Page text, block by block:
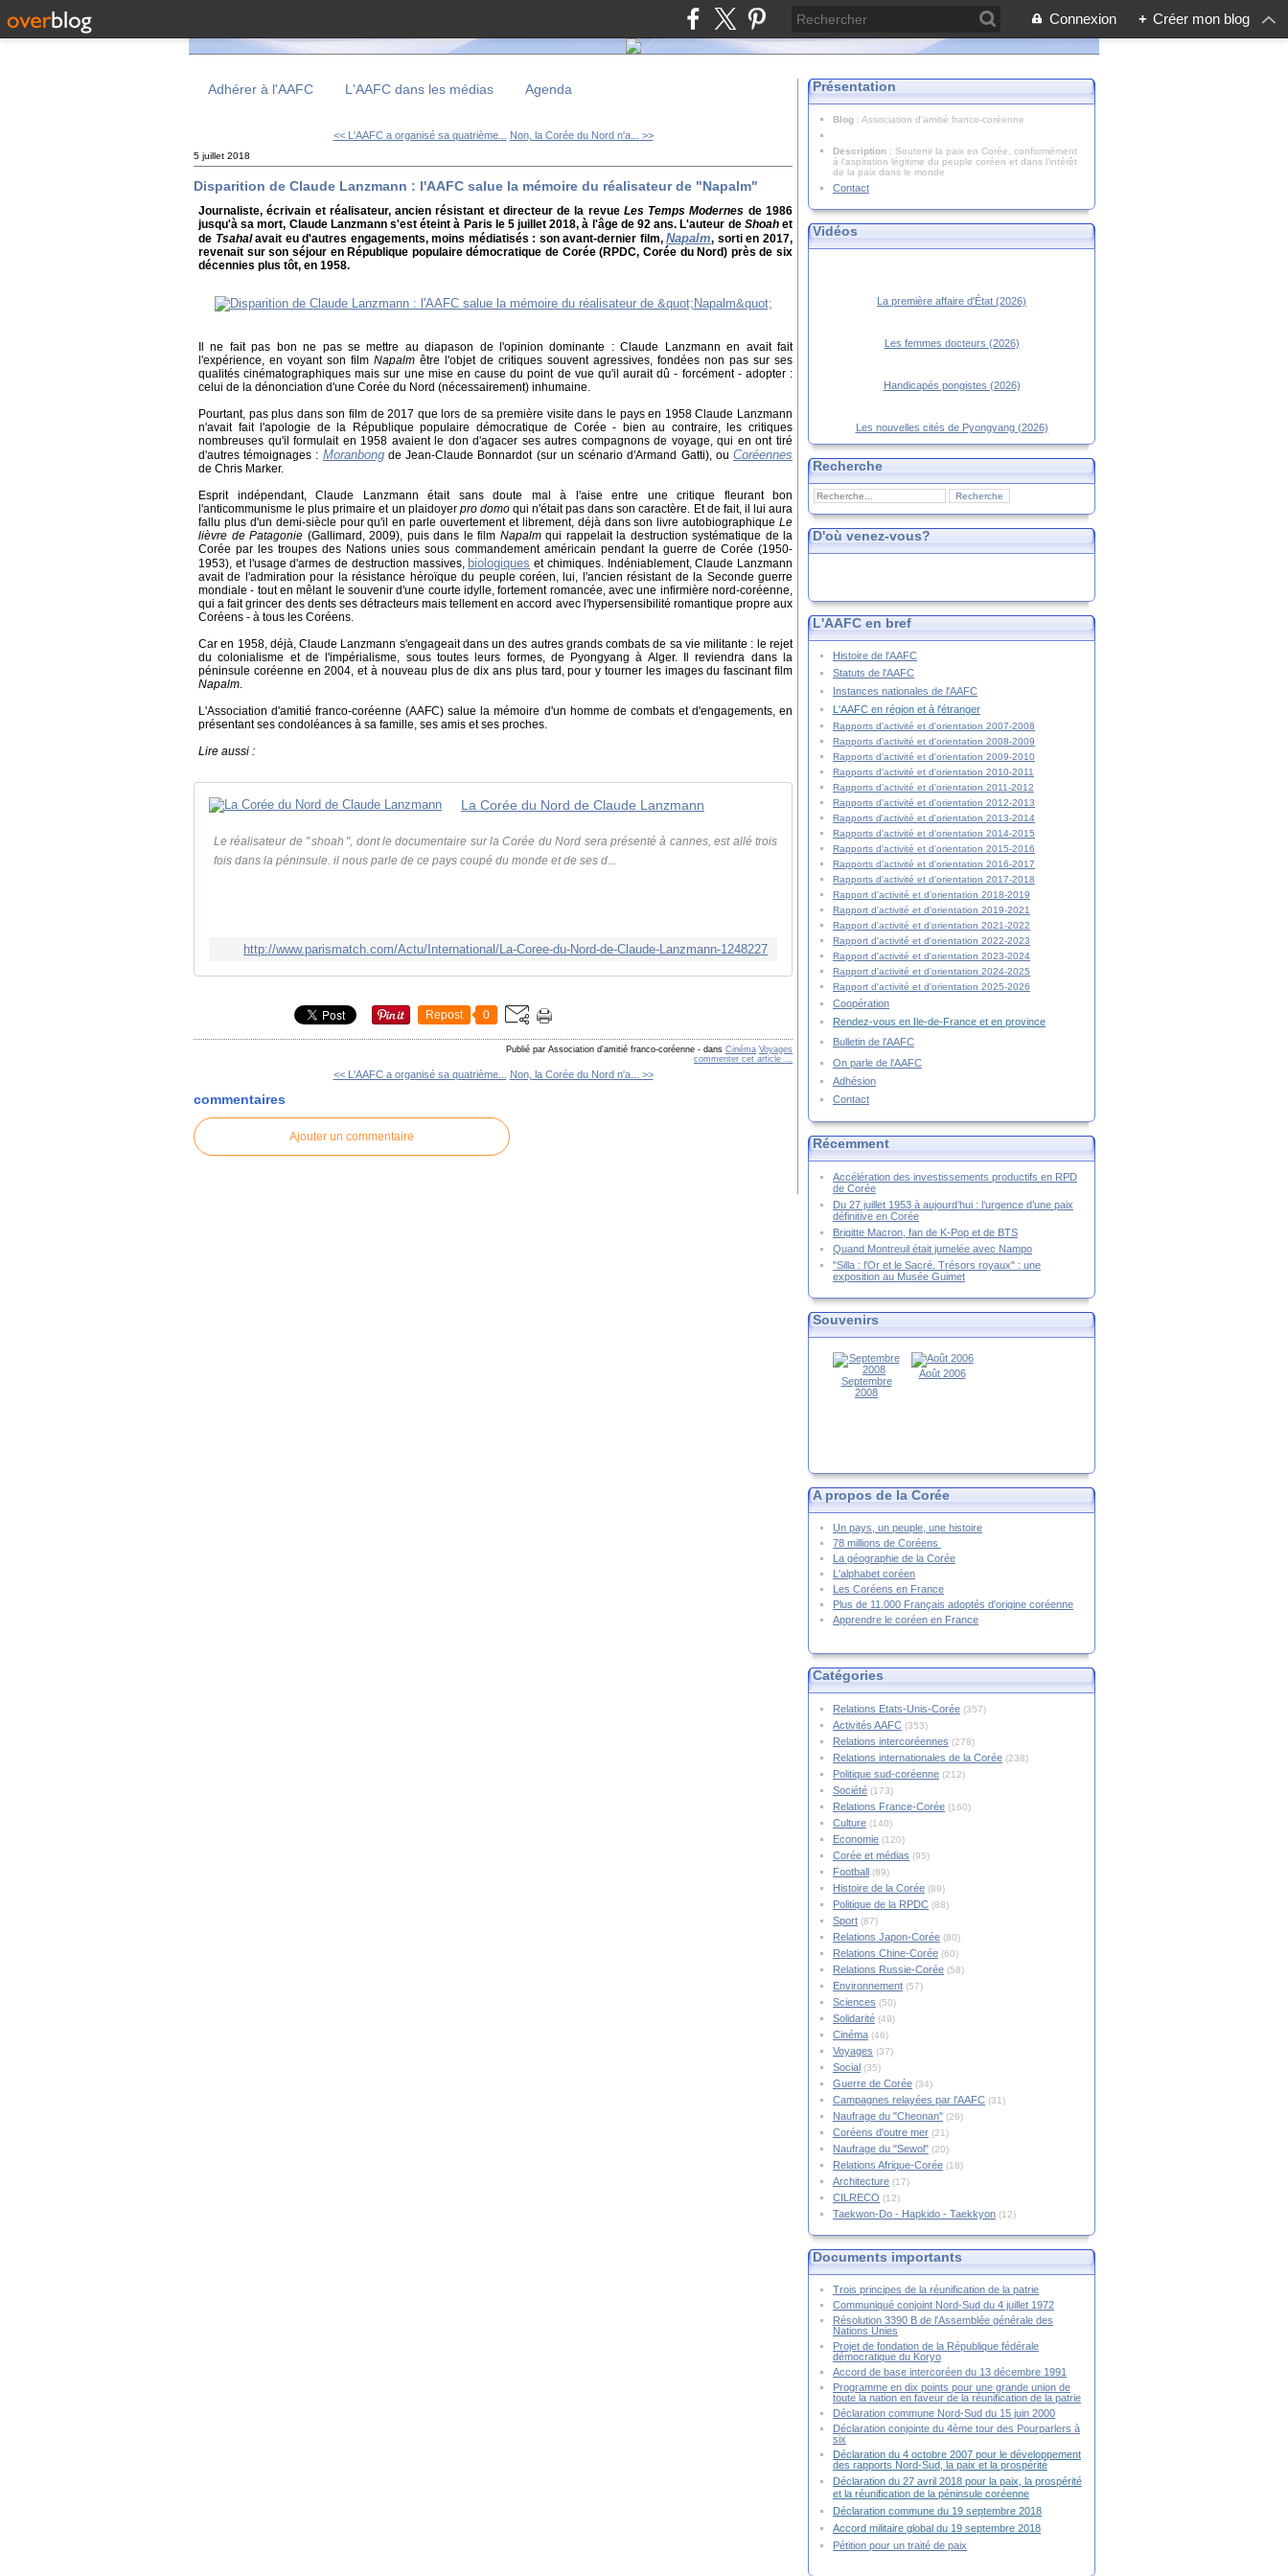
Connexion + Créer mon blog
Adhérer à l'AAFC L'AAFC dans les médias Agenda
<< L'AAFC a organisé sa quatrième... Non, la Corée du Nord n'a... >>
5 juillet 2018
Disparition de Claude Lanzmann : l'AAFC salue la mémoire du réalisateur de "Napalm"
Journaliste, écrivain et réalisateur, ancien résistant et directeur de la revue Les Temps Modernes de 1986
jusqu'à sa mort, Claude Lanzmann s'est éteint à Paris le 5 juillet 2018, à l'âge de 92 ans. L'auteur de Shoahet
de Tsahalavait eu d'autres engagements, moins médiatisés : son avant-dernier film,Napalm, sorti en 2017,
revenait sur son séjour en République populaire démocratique de Corée (RPDC, Corée du Nord) près de six
décennies plus tôt, en 1958.
Il ne fait pas bon ne pas se mettre au diapason de l'opinion dominante : Claude Lanzmann en avait fait
l'expérience, en voyant son film Napalm être l'objet de critiques souvent agressives, fondées non pas sur ses
qualités cinématographiques mais sur une mise en cause du point de vue qu'il aurait dû - forcément - adopter :
celui de la dénonciation d'une Corée du Nord (nécessairement) inhumaine.
Pourtant, pas plus dans son film de 2017 que lors de sa première visite dans le pays en 1958 Claude Lanzmann
n'avait fait l'apologie de la République populaire démocratique de Corée - bien au contraire, les critiques
nombreuses qu'il formulait en 1958 avaient le don d'agacer ses autres compagnons de voyage, qui en ont tiré
d'autres témoignages : Moranbongde Jean-Claude Bonnardot (sur un scénario d'Armand Gatti), ouCoréennes
de Chris Marker.
Esprit indépendant, Claude Lanzmann était sans doute mal à l'aise entre une critique fleurant bon
l'anticommunisme le plus primaire et un plaidoyer pro domoqui n'était pas dans son caractère. Et de fait, il lui aura
fallu plus d'un demi-siècle pour qu'il en parle ouvertement et librement, déjà dans son livre autobiographique Le
lièvre de Patagonie (Gallimard, 2009), puis dans le film Napalm qui rappelait la destruction systématique de la
Corée par les troupes des Nations unies sous commandement américain pendant la guerre de Corée (1950-
1953), et l'usage d'armes de destruction massives, biologiques et chimiques. Indéniablement, Claude Lanzmann
avait de l'admiration pour la résistance héroïque du peuple coréen, lui, l'ancien résistant de la Seconde guerre
mondiale - tout en mêlant le souvenir d'une courte idylle, fortement romancée, avec une infirmière nord-coréenne,
qui a fait grincer des dents ses détracteurs mais tellement en accord avec l'hypersensibilité romantique propre aux
Coréens - à tous les Coréens.
Car en 1958, déjà, Claude Lanzmann s'engageait dans un des autres grands combats de sa vie militante : le rejet
du colonialisme et de l'impérialisme, sous toutes leurs formes, de Pyongyang à Alger. Il reviendra dans la
péninsule coréenne en 2004, et à nouveau plus de dix ans plus tard, pour y tourner les images du fascinant film
Napalm.
L'Association d'amitié franco-coréenne (AAFC) salue la mémoire d'un homme de combats et d'engagements, en
présentant ses condoléances à sa famille, ses amis et ses proches.
Lire aussi :
La Corée du Nord de Claude Lanzmann
Le réalisateur de " shoah ", dont le documentaire sur la Corée du Nord sera présenté à cannes, est allé trois
fois dans la péninsule. il nous parle de ce pays coupé du monde et de ses d...
http://www.parismatch.com/Actu/International/La-Coree-du-Nord-de-Claude-Lanzmann-1248227
Repost 0
Publié par Association d'amitié franco-coréenne - dans Cinéma Voyages
commenter cet article …
<< L'AAFC a organisé sa quatrième... Non, la Corée du Nord n'a... >>
commentaires
Ajouter un commentaire
Présentation
Blog : Association d'amitié franco-coréenne
Description : Soutenir la paix en Corée, conformément
à l'aspiration légitime du peuple coréen et dans l’intérêt
de la paix dans le monde
Contact
Vidéos
La première affaire d'État (2026)
Les femmes docteurs (2026)
Handicapés pongistes (2026)
Les nouvelles cités de Pyongyang (2026)
Recherche
D'où venez-vous?
L'AAFC en bref
Histoire de l'AAFC
Statuts de l'AAFC
Instances nationales de l'AAFC
L'AAFC en région et à l'étranger
Rapports d'activité et d'orientation 2007-2008
Rapports d'activité et d'orientation 2008-2009
Rapports d'activité et d'orientation 2009-2010
Rapports d'activité et d'orientation 2010-2011
Rapports d'activité et d'orientation 2011-2012
Rapports d'activité et d'orientation 2012-2013
Rapports d'activité et d'orientation 2013-2014
Rapports d'activité et d'orientation 2014-2015
Rapports d'activité et d'orientation 2015-2016
Rapports d'activité et d'orientation 2016-2017
Rapports d'activité et d'orientation 2017-2018
Rapport d'activité et d'orientation 2018-2019
Rapport d'activité et d'orientation 2019-2021
Rapport d'activité et d'orientation 2021-2022
Rapport d'activité et d'orientation 2022-2023
Rapport d'activité et d'orientation 2023-2024
Rapport d'activité et d'orientation 2024-2025
Rapport d'activité et d'orientation 2025-2026
Coopération
Rendez-vous en Ile-de-France et en province
Bulletin de l'AAFC
On parle de l'AAFC
Adhésion
Contact
Récemment
Accélération des investissements productifs en RPD
de Corée
Du 27 juillet 1953 à aujourd’hui : l’urgence d’une paix
définitive en Corée
Brigitte Macron, fan de K-Pop et de BTS
Quand Montreuil était jumelée avec Nampo
"Silla : l'Or et le Sacré. Trésors royaux" : une
exposition au Musée Guimet
Souvenirs
Septembre
2008
Août 2006
A propos de la Corée
Un pays, un peuple, une histoire
78 millions de Coréens
La géographie de la Corée
L'alphabet coréen
Les Coréens en France
Plus de 11.000 Français adoptés d'origine coréenne
Apprendre le coréen en France
Catégories
Relations Etats-Unis-Corée (357)
Activités AAFC (353)
Relations intercoréennes (278)
Relations internationales de la Corée (238)
Politique sud-coréenne (212)
Société (173)
Relations France-Corée (160)
Culture (140)
Economie (120)
Corée et médias (95)
Football (89)
Histoire de la Corée (89)
Politique de la RPDC (88)
Sport (87)
Relations Japon-Corée (80)
Relations Chine-Corée (60)
Relations Russie-Corée (58)
Environnement (57)
Sciences (50)
Solidarité (49)
Cinéma (46)
Voyages (37)
Social (35)
Guerre de Corée (34)
Campagnes relayées par l'AAFC (31)
Naufrage du "Cheonan" (26)
Coréens d'outre mer (21)
Naufrage du "Sewol" (20)
Relations Afrique-Corée (18)
Architecture (17)
CILRECO (12)
Taekwon-Do - Hapkido - Taekkyon (12)
Documents importants
Trois principes de la réunification de la patrie
Communiqué conjoint Nord-Sud du 4 juillet 1972
Résolution 3390 B de l'Assemblée générale des
Nations Unies
Projet de fondation de la République fédérale
démocratique du Koryo
Accord de base intercoréen du 13 décembre 1991
Programme en dix points pour une grande union de
toute la nation en faveur de la réunification de la patrie
Déclaration commune Nord-Sud du 15 juin 2000
Déclaration conjointe du 4ème tour des Pourparlers à
six
Déclaration du 4 octobre 2007 pour le développement
des rapports Nord-Sud, la paix et la prospérité
Déclaration du 27 avril 2018 pour la paix, la prospérité
et la réunification de la péninsule coréenne
Déclaration commune du 19 septembre 2018
Accord militaire global du 19 septembre 2018
Pétition pour un traité de paix